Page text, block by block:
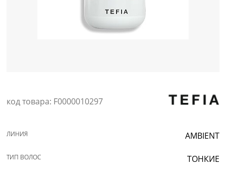
код товара: F0000010297
AMBIENT
ЛИНИЯ
ТОНКИЕ
ТИП ВОЛОС